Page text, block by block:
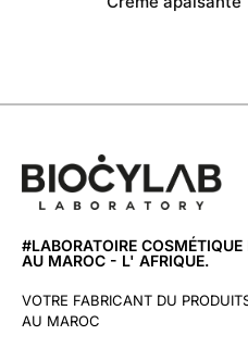
#LABORATOIRE COSMÉTIQUE
AU MAROC - L' AFRIQUE.
VOTRE FABRICANT DU
AU MAROC